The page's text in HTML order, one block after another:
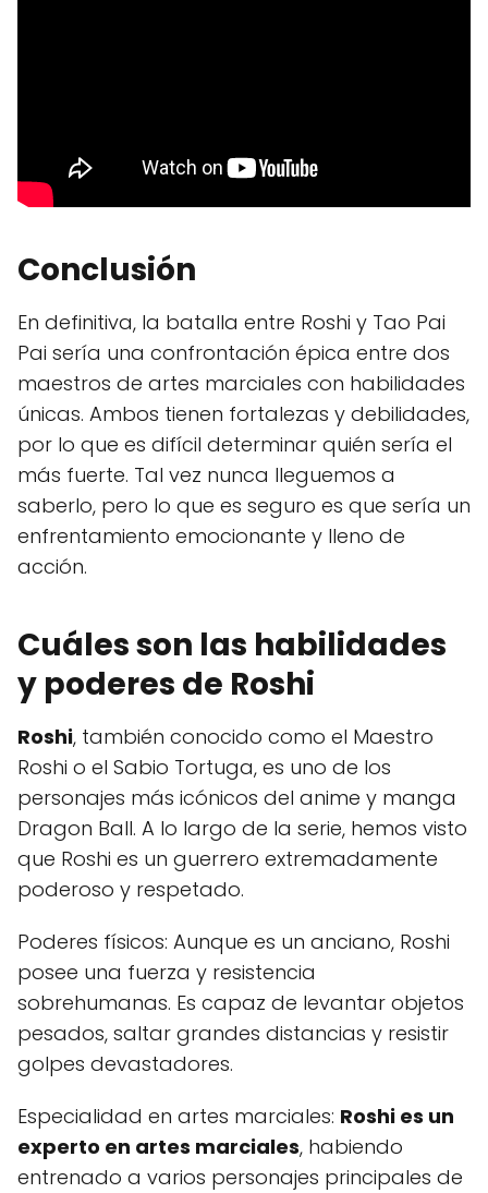
Conclusión
En definitiva, la batalla entre Roshi y Tao Pai
Pai sería una confrontación épica entre dos
maestros de artes marciales con habilidades
únicas. Ambos tienen fortalezas y debilidades,
por lo que es difícil determinar quién sería el
más fuerte. Tal vez nunca lleguemos a
saberlo, pero lo que es seguro es que sería un
enfrentamiento emocionante y lleno de
acción.
Cuáles son las habilidades
y poderes de Roshi
Roshi, también conocido como el Maestro
Roshi o el Sabio Tortuga, es uno de los
personajes más icónicos del anime y manga
Dragon Ball. A lo largo de la serie, hemos visto
que Roshi es un guerrero extremadamente
poderoso y respetado.
Poderes físicos: Aunque es un anciano, Roshi
posee una fuerza y resistencia
sobrehumanas. Es capaz de levantar objetos
pesados, saltar grandes distancias y resistir
golpes devastadores.
Especialidad en artes marciales: Roshi es un
experto en artes marciales, habiendo
entrenado a varios personajes principales de